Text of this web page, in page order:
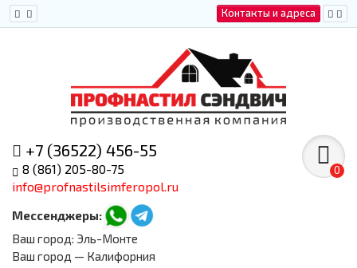
Контакты и адреса
+7 (36522) 456-55
8 (861) 205-80-75
info@profnastilsimferopol.ru
Мессенджеры:
0
Ваш город: Эль-Монте
Ваш город — Калифорния